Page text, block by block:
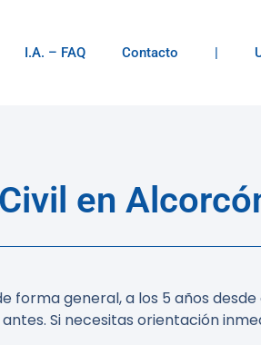
I.A. – FAQ Contacto |
en
forma general, a los 5 años
Si necesitas orientación